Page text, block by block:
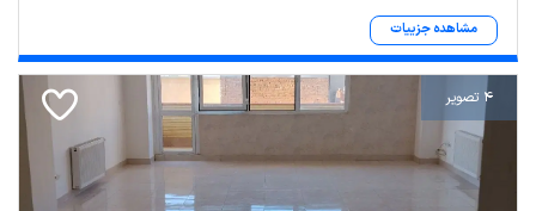
مشاهده جزییات
4 تصویر